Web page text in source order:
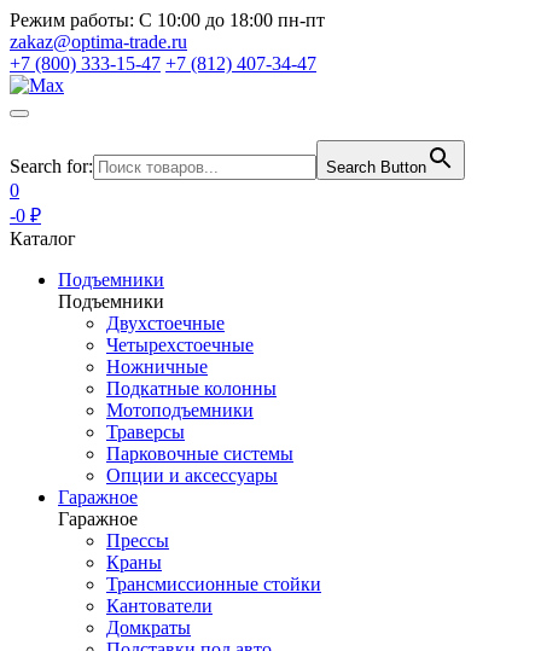
Режим работы: С 10:00 до 18:00 пн-пт
zakaz@optima-trade.ru
+7 (800) 333-15-47 +7 (812) 407-34-47
Search for: Search Button
0
-0 ₽
Каталог
Подъемники
Подъемники
Двухстоечные
Четырехстоечные
Ножничные
Подкатные колонны
Мотоподъемники
Траверсы
Парковочные системы
Опции и аксессуары
Гаражное
Гаражное
Прессы
Краны
Трансмиссионные стойки
Кантователи
Домкраты